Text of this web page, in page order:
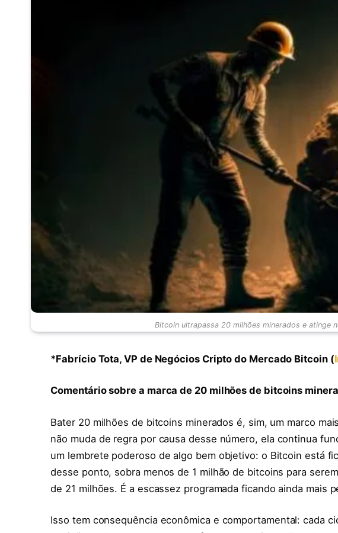
Bitcoin ultrapassa 20 milhões minerados e atinge
*Fabrício Tota, VP de Negócios Cripto do Mercado Bitcoin (
Comentário sobre a marca de 20 milhões de bitcoins
Bater 20 milhões de bitcoins minerados é, sim, um marco
não muda de regra por causa desse número, ela continua
um lembrete poderoso de algo bem objetivo: o Bitcoin está
desse ponto, sobra menos de 1 milhão de bitcoins para
de 21 milhões. É a escassez programada ficando ainda mais
Isso tem consequência econômica e comportamental: cada